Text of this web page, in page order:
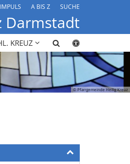
A BIS Z SUCHE
Darmstadt
KREUZ
© Pfarrgemeinde Heilig Kreuz